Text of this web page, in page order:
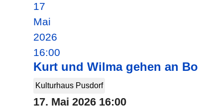
17
Mai
2026
16:00
Kurt und Wilma gehen an
Kulturhaus Pusdorf
17. Mai 2026 16:00